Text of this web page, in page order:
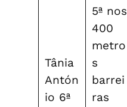
Tânia
Antón
io 6ª
5ª nos
400
metro
s
barrei
ras